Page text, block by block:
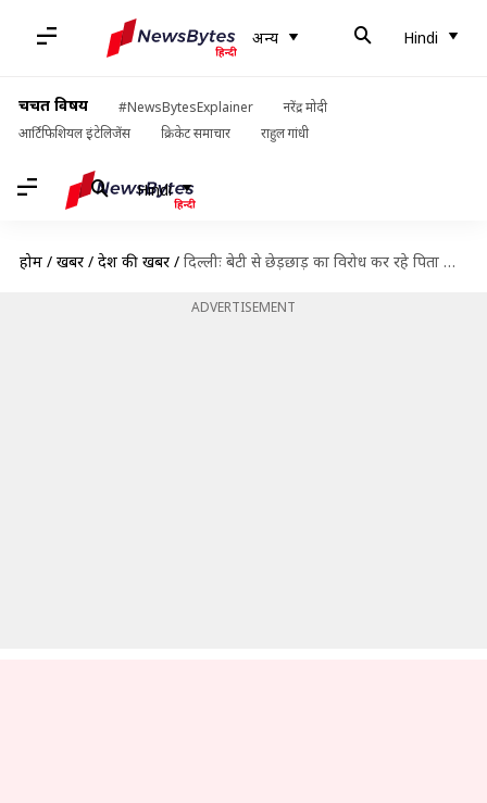
अन्य Hindi
चर्चित विषय #NewsBytesExplainer
नरेंद्र मोदी
आर्टिफिशियल इंटेलिजेंस
क्रिकेट समाचार राहुल गांधी
Hindi
होम / खबरें / देश की खबरें / दिल्लीः बेटी से छेड़छाड़ का विरोध कर रहे पिता की चाकू घोंपकर हत्या, चार आरोपी गिरफ्तार
ADVERTISEMENT